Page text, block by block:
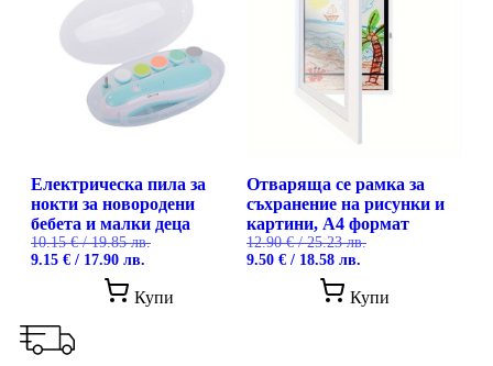
Електрическа пила за
нокти за новородени
бебета и малки деца
10.15€/ 19.85 лв.
Original
/
19.85 лв..
9.15 € / 17.90 лв.
е:
9.15 €
Купи
Отваряща се рамка за
съхранение на рисунки и
картини, А4 формат
12.90€/ 25.23 лв.
Original
9.50 € / 18.58 лв.
е:
9.50 €
Купи